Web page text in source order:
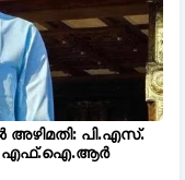
അഴിമതി: പി.എസ്.
എഫ്.ഐ.ആർ